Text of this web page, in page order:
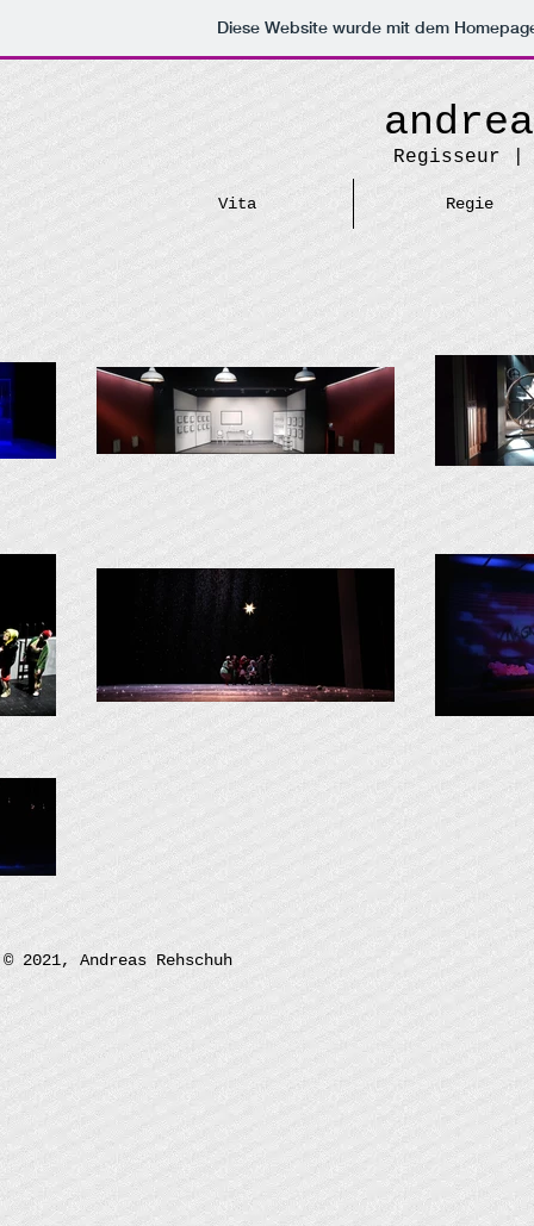
Diese Website wurde mit dem
Regisseur
Vita Regie
© 2021, Andreas Rehschuh